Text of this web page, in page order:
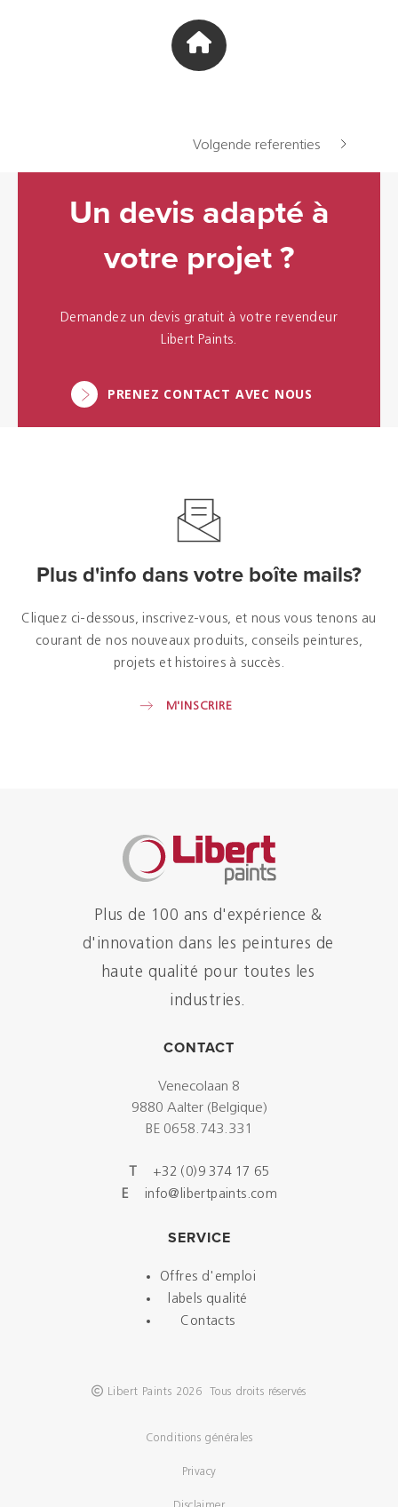
Volgende referenties
Un devis adapté à
votre projet ?
Demandez un devis gratuit à votre revendeur
Libert Paints.
PRENEZ CONTACT AVEC NOUS
Plus d'info dans votre boîte mails?
Cliquez ci-dessous, inscrivez-vous, et nous vous tenons au
courant de nos nouveaux produits, conseils peintures,
projets et histoires à succès.
M'INSCRIRE
Plus de 100 ans d'expérience &
d'innovation dans les peintures de
haute qualité pour toutes les
industries.
CONTACT
Venecolaan 8
9880 Aalter (Belgique)
BE 0658.743.331
+32 (0)9 374 17 65
E info@libertpaints.com
SERVICE
Offres d'emploi
labels qualité
Contacts
Libert Paints 2026 Tous droits réservés
Conditions générales
Privacy